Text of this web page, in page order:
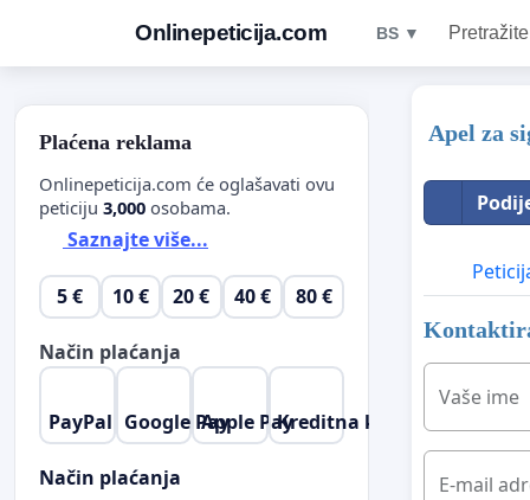
Onlinepeticija.com BS ▼
Apel za
Vaše ime
E-mail
Plaćena reklama
Onlinepeticija.com će oglašavati ovu
peticiju 3,000 osobama.
Saznajte više...
5 € 10 € 20 € 40 € 80 €
Način plaćanja
PayPal Google PayApple PayKreditna kartica
Način plaćanja